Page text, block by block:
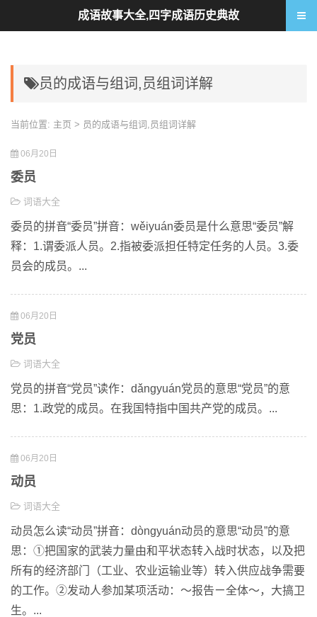
员的成语与组词,员组词详解
当前位置: 主页 > 员的成语与组词,员组词详解
06月20日
委员
词语大全
委员的拼音“委员”拼音：wěiyuán委员是什么意思“委员”解
释：1.谓委派人员。2.指被委派担任特定任务的人员。3.委
员会的成员。...
06月20日
党员
词语大全
党员的拼音“党员”读作：dǎngyuán党员的意思“党员”的意
思：1.政党的成员。在我国特指中国共产党的成员。...
06月20日
动员
词语大全
动员怎么读“动员”拼音：dòngyuán动员的意思“动员”的意
思：①把国家的武装力量由和平状态转入战时状态，以及把
所有的经济部门（工业、农业运输业等）转入供应战争需要
的工作。②发动人参加某项活动：～报告ㄧ全体～，大搞卫
生。...
成语故事大全,四字成语历史典故